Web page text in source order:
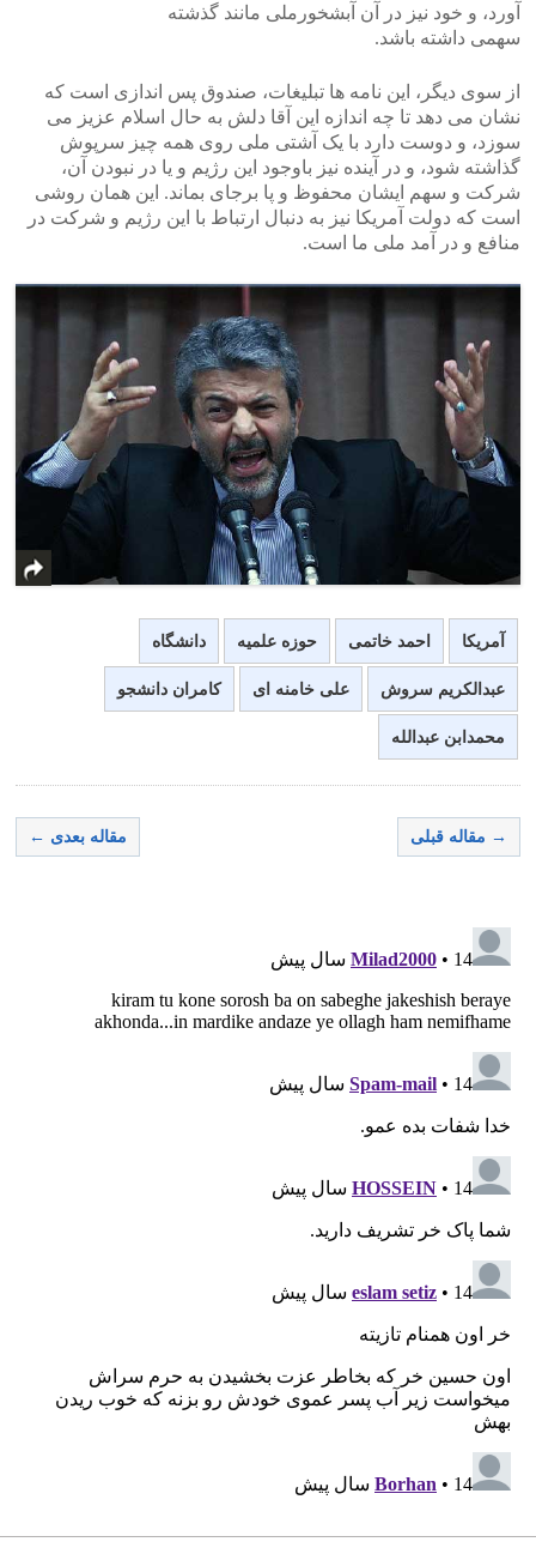
آورد، و خود نیز در آن آبشخورملی مانند گذشته
سهمی داشته باشد.
از سوی دیگر، این نامه ها تبلیغات، صندوق پس اندازی است که
نشان می دهد تا چه اندازه این آقا دلش به حال اسلام عزیز می
سوزد، و دوست دارد با یک آشتی ملی روی همه چیز سرپوش
گذاشته شود، و در آینده نیز باوجود این رژیم و یا در نبودن آن،
شرکت و سهم ایشان محفوظ و پا برجای بماند. این همان روشی
است که دولت آمریکا نیز به دنبال ارتباط با این رژیم و شرکت در
منافع و در آمد ملی ما است.
آمریکا احمد خاتمی حوزه علمیه دانشگاه
عبدالکریم سروش علی خامنه ای کامران دانشجو
محمدابن عبدالله
→ مقاله قبلی مقاله بعدی ←